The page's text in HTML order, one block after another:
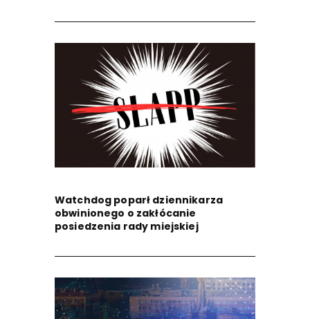
Watchdog poparł dziennikarza
obwinionego o zakłócanie
posiedzenia rady miejskiej